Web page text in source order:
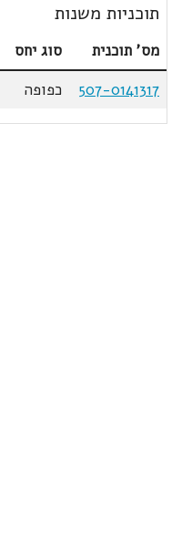
תוכניות משנות
מס' תוכנית סוג יחס
507-0141317
כפופה